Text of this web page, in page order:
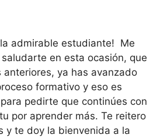
admirable estudiante! Me
en esta ocasión, que
anteriores, ya has avanzado
formativo y eso es
pedirte que continúes con
por aprender más. Te reitero
y te doy la bienvenida a la